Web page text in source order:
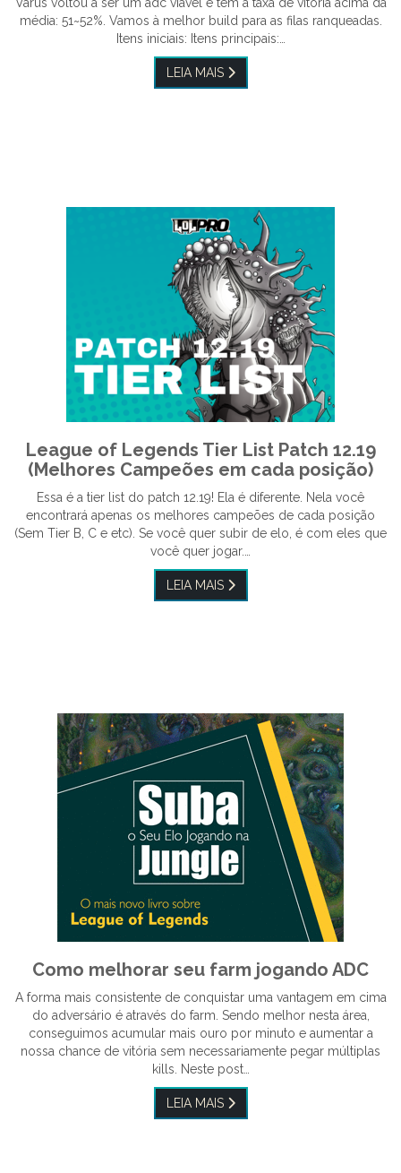
média: 51~52%. Vamos à melhor build para as filas ranqueadas.
Itens iniciais: Itens principais:…
LEIA MAIS
League of Legends Tier List Patch 12.19
(Melhores Campeões em cada posição)
Essa é a tier list do patch 12.19! Ela é diferente. Nela você
encontrará apenas os melhores campeões de cada posição
(Sem Tier B, C e etc). Se você quer subir de elo, é com eles que
você quer jogar.…
LEIA MAIS
Como melhorar seu farm jogando ADC
A forma mais consistente de conquistar uma vantagem em cima
do adversário é através do farm. Sendo melhor nesta área,
conseguimos acumular mais ouro por minuto e aumentar a
nossa chance de vitória sem necessariamente pegar múltiplas
kills. Neste post…
LEIA MAIS